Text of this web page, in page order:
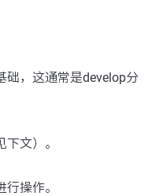
础，这通常是develop分
文）。
行操作。